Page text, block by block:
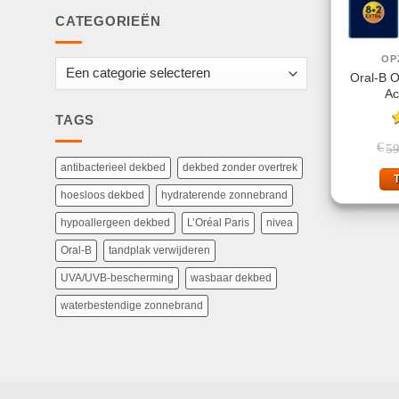
CATEGORIEËN
TAGS
antibacterieel dekbed dekbed zonder overtrek
hoesloos dekbed hydraterende zonnebrand
hypoallergeen dekbed L’Oréal Paris nivea
Oral-B tandplak verwijderen
UVA/UVB-bescherming wasbaar dekbed
waterbestendige zonnebrand
Oral-B
€